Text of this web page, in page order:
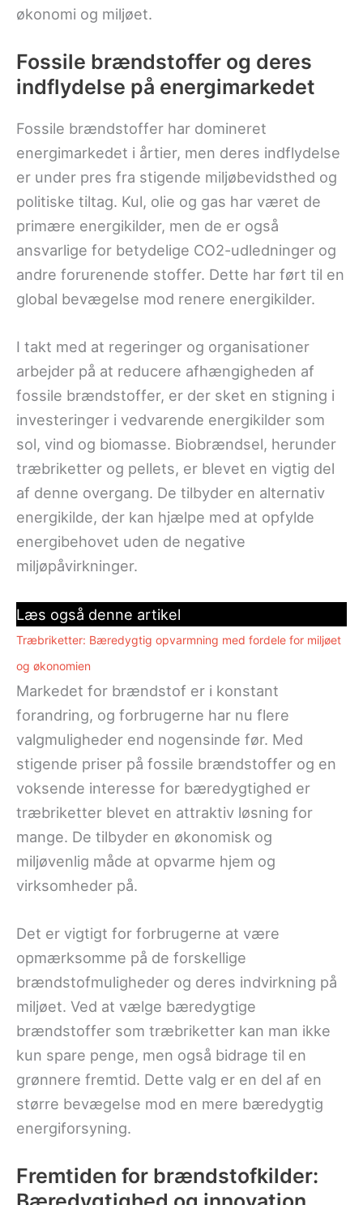
økonomi og miljøet.
Fossile brændstoffer og deres
indflydelse på energimarkedet
Fossile brændstoffer har domineret
energimarkedet i årtier, men deres indflydelse
er under pres fra stigende miljøbevidsthed og
politiske tiltag. Kul, olie og gas har været de
primære energikilder, men de er også
ansvarlige for betydelige CO2-udledninger og
andre forurenende stoffer. Dette har ført til en
global bevægelse mod renere energikilder.
I takt med at regeringer og organisationer
arbejder på at reducere afhængigheden af
fossile brændstoffer, er der sket en stigning i
investeringer i vedvarende energikilder som
sol, vind og biomasse. Biobrændsel, herunder
træbriketter og pellets, er blevet en vigtig del
af denne overgang. De tilbyder en alternativ
energikilde, der kan hjælpe med at opfylde
energibehovet uden de negative
miljøpåvirkninger.
Læs også denne artikel
Træbriketter: Bæredygtig opvarmning med fordele for miljøet
og økonomien
Markedet for brændstof er i konstant
forandring, og forbrugerne har nu flere
valgmuligheder end nogensinde før. Med
stigende priser på fossile brændstoffer og en
voksende interesse for bæredygtighed er
træbriketter blevet en attraktiv løsning for
mange. De tilbyder en økonomisk og
miljøvenlig måde at opvarme hjem og
virksomheder på.
Det er vigtigt for forbrugerne at være
opmærksomme på de forskellige
brændstofmuligheder og deres indvirkning på
miljøet. Ved at vælge bæredygtige
brændstoffer som træbriketter kan man ikke
kun spare penge, men også bidrage til en
grønnere fremtid. Dette valg er en del af en
større bevægelse mod en mere bæredygtig
energiforsyning.
Fremtiden for brændstofkilder: